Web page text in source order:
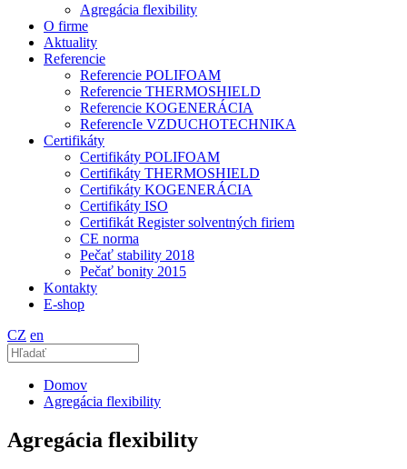
Agregácia flexibility
O firme
Aktuality
Referencie
Referencie POLIFOAM
Referencie THERMOSHIELD
Referencie KOGENERÁCIA
ReferencIe VZDUCHOTECHNIKA
Certifikáty
Certifikáty POLIFOAM
Certifikáty THERMOSHIELD
Certifikáty KOGENERÁCIA
Certifikáty ISO
Certifikát Register solventných firiem
CE norma
Pečať stability 2018
Pečať bonity 2015
Kontakty
E-shop
CZ en
Domov
Agregácia flexibility
Agregácia flexibility